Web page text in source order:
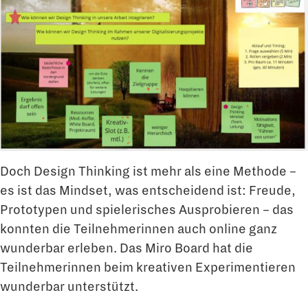
Doch Design Thinking ist mehr als eine Methode –
es ist das Mindset, was entscheidend ist: Freude,
Prototypen und spielerisches Ausprobieren – das
konnten die Teilnehmerinnen auch online ganz
wunderbar erleben. Das Miro Board hat die
Teilnehmerinnen beim kreativen Experimentieren
wunderbar unterstützt.